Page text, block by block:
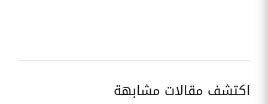
اكتشف مقالات مشابهة